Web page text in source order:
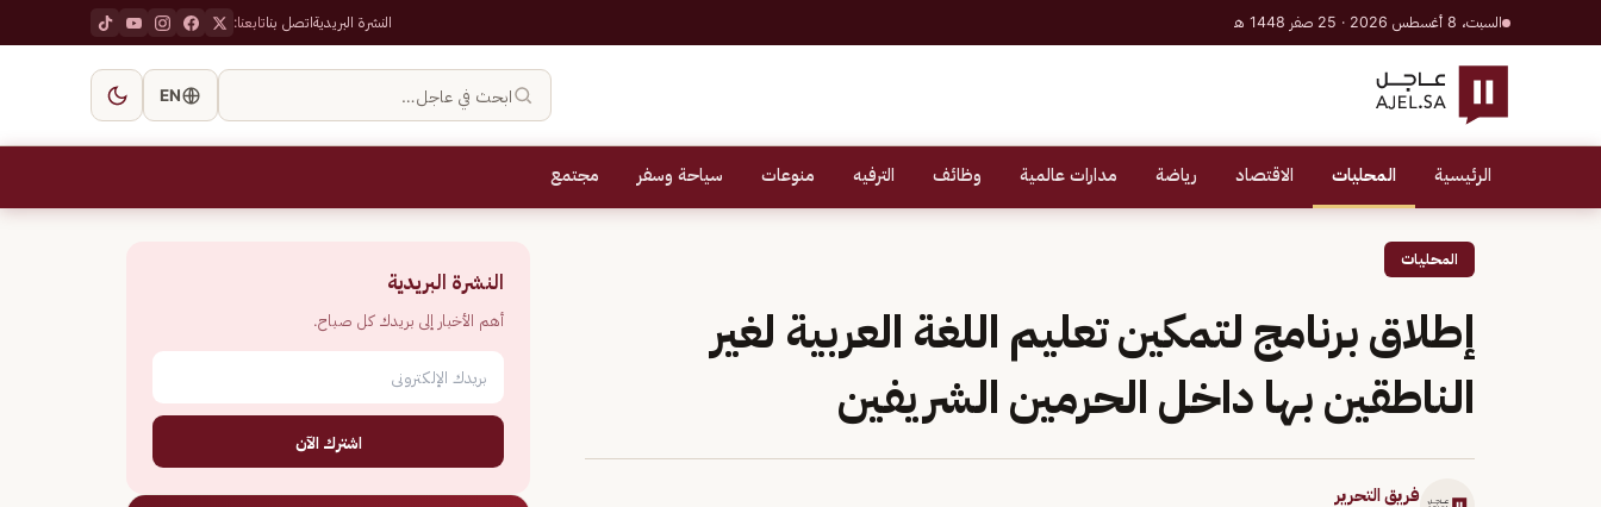
السبت، 8 أغسطس 2026 · 25 صفر 1448 هـ النشرة البريديةاتصل بناتابعنا:
ابحث في عاجل… EN
الرئيسية المحليات الاقتصاد رياضة مدارات عالمية وظائف الترفيه منوعات سياحة وسفر مجتمع
المحليات
إطلاق برنامج لتمكين تعليم اللغة العربية لغير
الناطقين بها داخل الحرمين الشريفين
فريق التحرير
النشرة البريدية
أهم الأخبار إلى بريدك كل صباح.
اشترك الآن